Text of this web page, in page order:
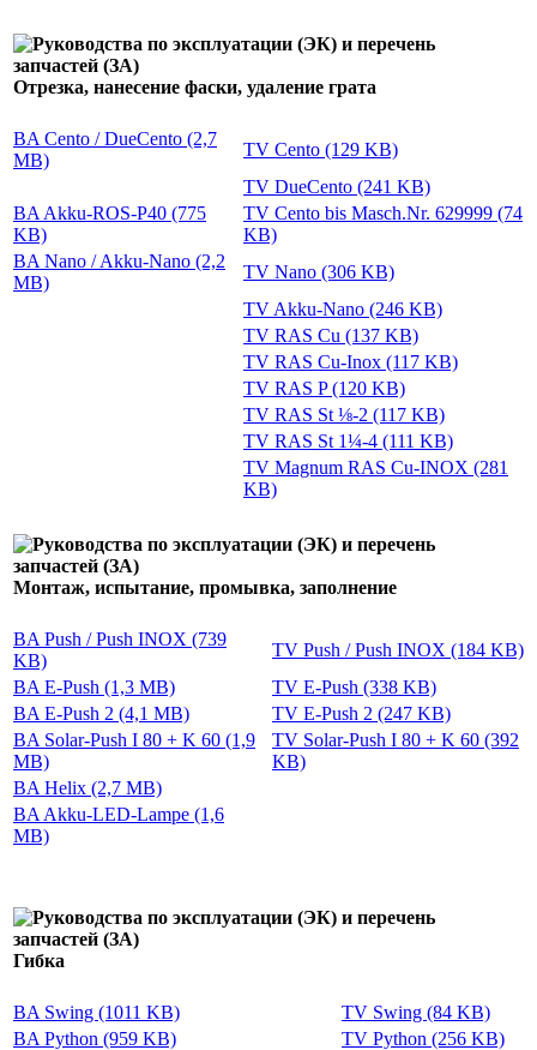
Отрезка, нанесение фаски, удаление грата
BA Cento / DueCento (2,7
MB)
TV Cento (129 KB)
TV DueCento (241 KB)
BA Akku-ROS-P40 (775
KB)
TV Cento bis Masch.Nr. 629999 (74
KB)
BA Nano / Akku-Nano (2,2
MB)
TV Nano (306 KB)
TV Akku-Nano (246 KB)
TV RAS Cu (137 KB)
TV RAS Cu-Inox (117 KB)
TV RAS P (120 KB)
TV RAS St ⅛-2 (117 KB)
TV RAS St 1¼-4 (111 KB)
TV Magnum RAS Cu-INOX (281
KB)
Монтаж, испытание, промывка, заполнение
BA Push / Push INOX (739
KB)
TV Push / Push INOX (184 KB)
BA E-Push (1,3 MB)
TV E-Push (338 KB)
BA E-Push 2 (4,1 MB)
TV E-Push 2 (247 KB)
BA Solar-Push I 80 + K 60 (1,9
MB)
TV Solar-Push I 80 + K 60 (392
KB)
BA Helix (2,7 MB)
BA Akku-LED-Lampe (1,6
MB)
Гибка
BA Swing (1011 KB)
TV Swing (84 KB)
BA Python (959 KB)
TV Python (256 KB)